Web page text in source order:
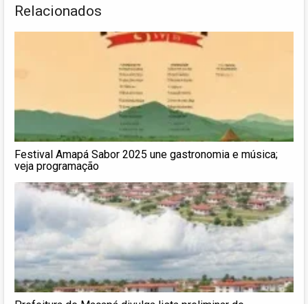
Relacionados
Festival Amapá Sabor 2025 une gastronomia e música;
veja programação